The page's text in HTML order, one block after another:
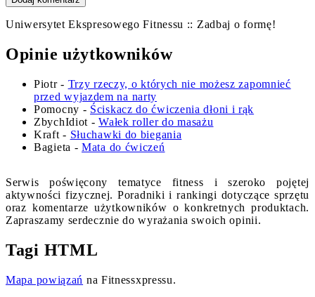
Uniwersytet Ekspresowego Fitnessu :: Zadbaj o formę!
Opinie użytkowników
Piotr- Trzy rzeczy, o których nie możesz zapomnieć
przed wyjazdem na narty
Pomocny - Ściskacz do ćwiczenia dłoni i rąk
ZbychIdiot -Wałek roller do masażu
Kraft - Słuchawki do biegania
Bagieta -Mata do ćwiczeń
Serwis poświęcony tematyce fitness i szeroko pojętej
aktywności fizycznej. Poradniki i rankingi dotyczące sprzętu
oraz komentarze użytkowników o konkretnych produktach.
Zapraszamy serdecznie do wyrażania swoich opinii.
Tagi HTML
Mapa powiązań na Fitnessxpressu.